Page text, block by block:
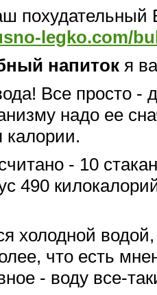
похудательный
legko.com/
напиток я
Все просто -
надо ее
калории.
- 10
490
холодной
что есть
- воду все-